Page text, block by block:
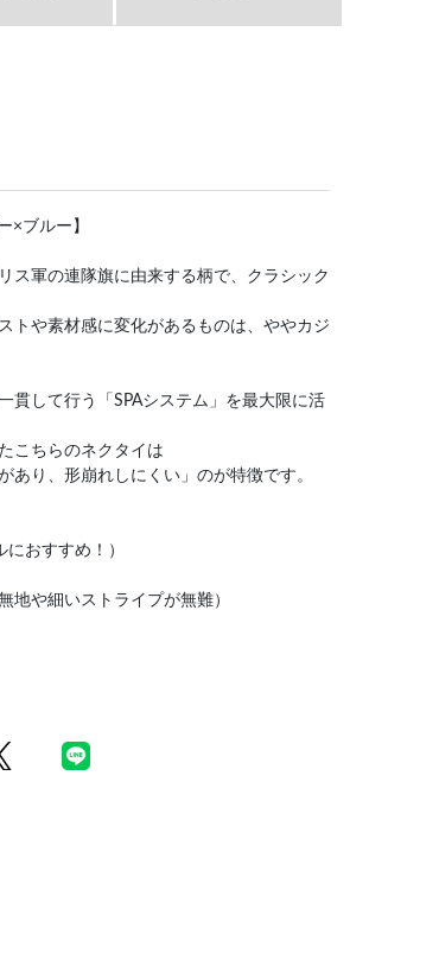
×ブルー】
ス軍の連隊旗に由来する柄で、クラシック
トや素材感に変化があるものは、ややカジ
貫して行う「SPAシステム」を最大限に活
こちらのネクタイは
あり、形崩れしにくい」のが特徴です。
おすすめ！）
や細いストライプが無難）